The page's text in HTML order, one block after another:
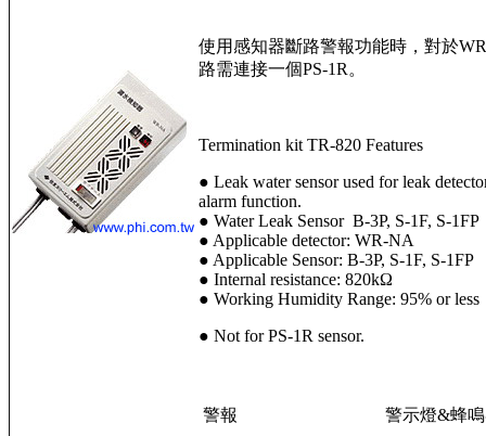
使用感知器斷路警報功能時，對於
路需連接一個PS-1R。
Termination kit TR-820 Features
● Leak water sensor used for leak
alarm function.
● Water Leak Sensor B-3P, S-1F, S-1FP
● Applicable detector: WR-NA
● Applicable Sensor: B-3P, S-1F, S-1FP
● Internal resistance: 820kΩ
● Working Humidity Range: 95% or less
● Not for PS-1R sensor.
警報
警示燈&蜂